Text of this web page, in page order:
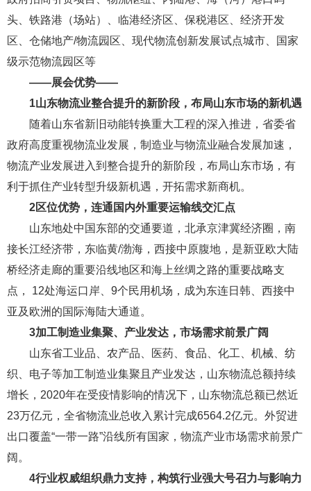
头、铁路港（场站）、临港经济区、保税港区、经济开发
区、仓储地产/物流园区、现代物流创新发展试点城市、国家
级示范物流园区等
——展会优势——
1山东物流业整合提升的新阶段，布局山东市场的新机遇
随着山东省新旧动能转换重大工程的深入推进，省委省
政府高度重视物流业发展，制造业与物流业融合发展加速，
物流产业发展进入到整合提升的新阶段，布局山东市场，有
利于抓住产业转型升级新机遇，开拓需求新商机。
2区位优势，连通国内外重要运输线交汇点
山东地处中国东部的交通要道，北承京津冀经济圈，南
接长江经济带，东临黄/渤海，西接中原腹地，是新亚欧大陆
桥经济走廊的重要沿线地区和海上丝绸之路的重要战略支
点， 12处海运口岸、9个民用机场，成为东连日韩、西接中
亚及欧洲的国际海陆大通道。
3加工制造业集聚、产业发达，市场需求前景广阔
山东省工业品、农产品、医药、食品、化工、机械、纺
织、电子等加工制造业集聚且产业发达，山东物流总额持续
增长，2020年在受疫情影响的情况下，山东物流总额已然近
23万亿元，全省物流业总收入累计完成6564.2亿元。外贸进
出口覆盖“一带一路”沿线所有国家，物流产业市场需求前景广
阔。
4行业权威组织鼎力支持，构筑行业强大号召力与影响力